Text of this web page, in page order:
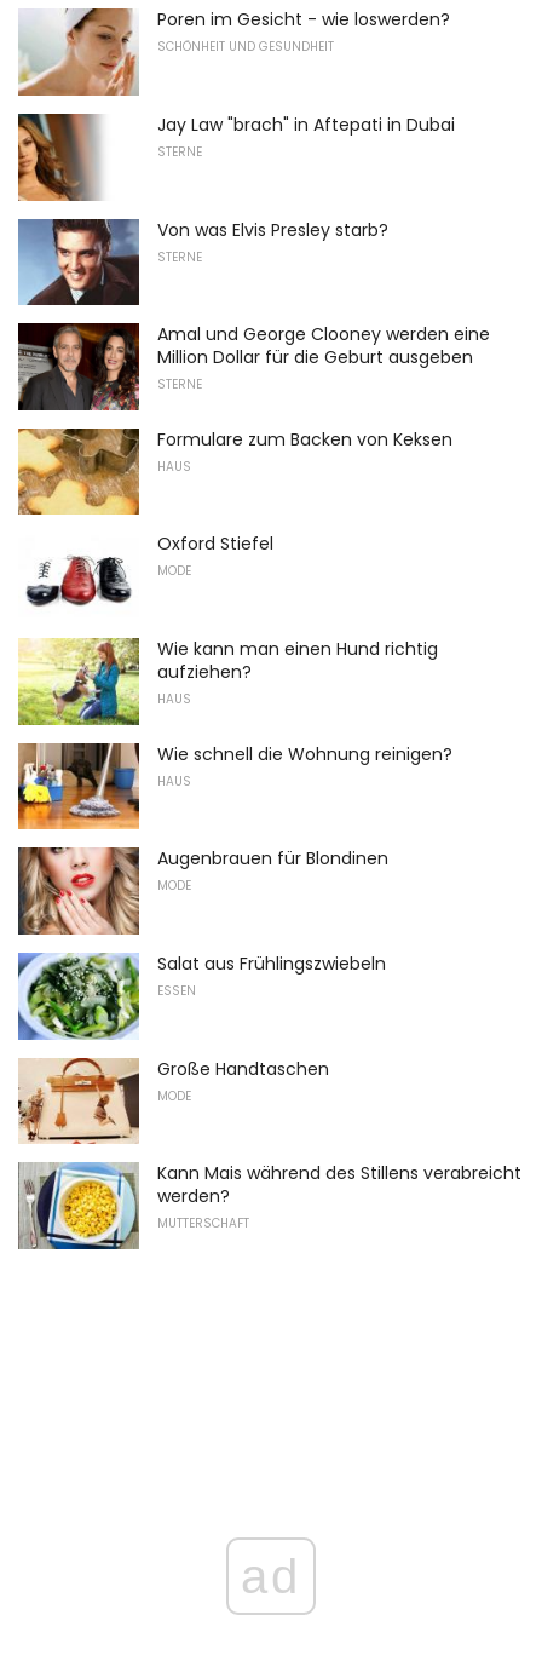
Poren im Gesicht - wie loswerden?
SCHÖNHEIT UND GESUNDHEIT
Jay Law "brach" in Aftepati in Dubai
STERNE
Von was Elvis Presley starb?
STERNE
Amal und George Clooney werden eine
Million Dollar für die Geburt ausgeben
STERNE
Formulare zum Backen von Keksen
HAUS
Oxford Stiefel
MODE
Wie kann man einen Hund richtig
aufziehen?
HAUS
Wie schnell die Wohnung reinigen?
HAUS
Augenbrauen für Blondinen
MODE
Salat aus Frühlingszwiebeln
ESSEN
Große Handtaschen
MODE
Kann Mais während des Stillens verabreicht
werden?
MUTTERSCHAFT
ad